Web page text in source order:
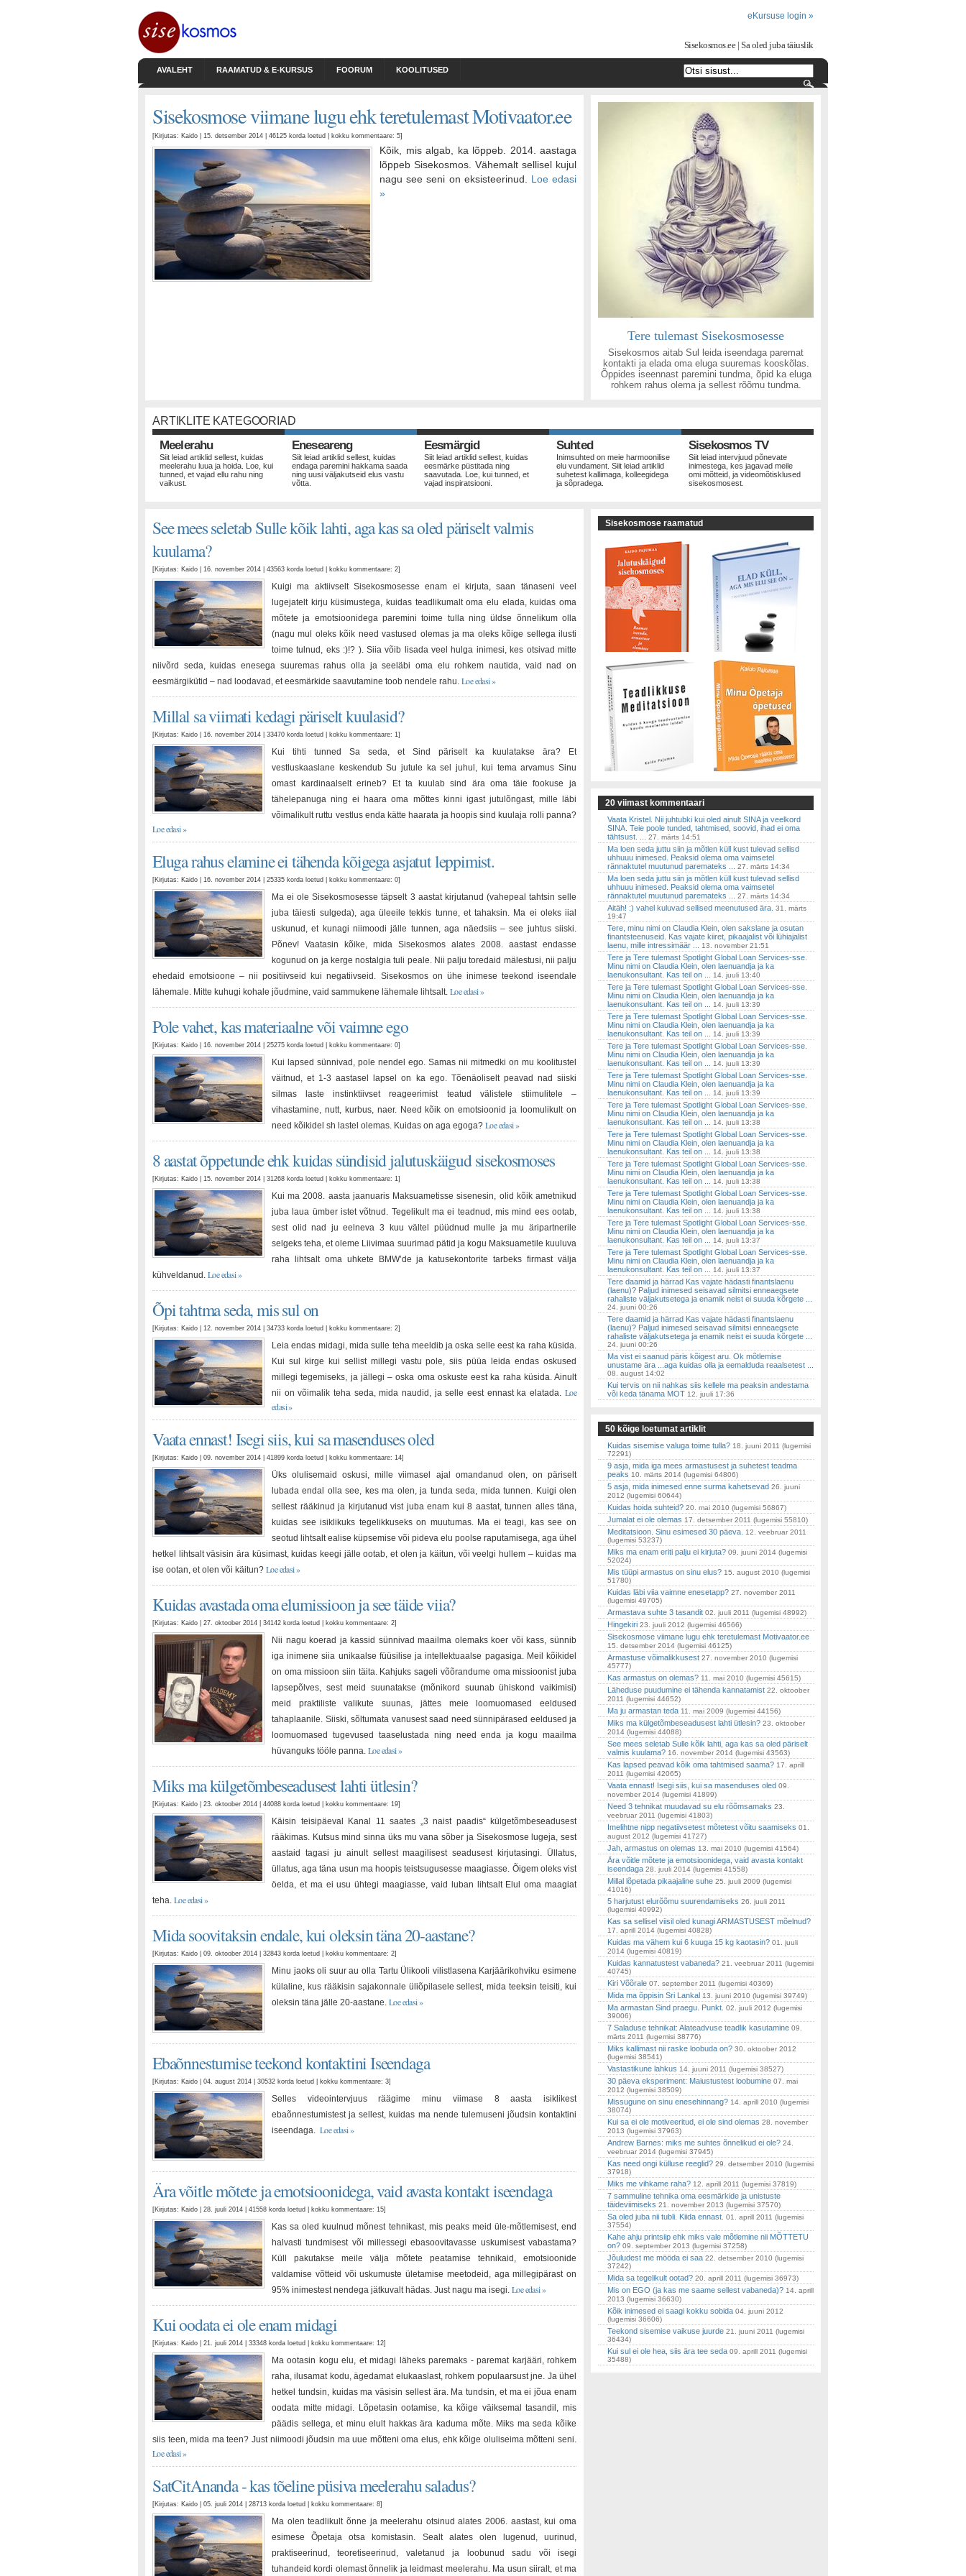
eKursuse login »
Sisekosmos.ee | Sa oled juba täiuslik
AVALEHT RAAMATUD & E-KURSUS FOORUM KOOLITUSED
Sisekosmose viimane lugu ehk teretulemast Motivaator.ee
[Kirjutas: Kaido | 15. detsember 2014 | 46125 korda loetud | kokku kommentaare: 5]
Kõik, mis algab, ka lõppeb. 2014. aastaga
lõppeb Sisekosmos. Vähemalt sellisel kujul
nagu see seni on eksisteerinud. Loe edasi
»
Tere tulemast Sisekosmosesse
Sisekosmos aitab Sul leida iseendaga paremat
kontakti ja elada oma eluga suuremas kooskõlas.
Õppides iseennast paremini tundma, õpid ka eluga
rohkem rahus olema ja sellest rõõmu tundma.
ARTIKLITE KATEGOORIAD
Meelerahu
Siit leiad artiklid sellest, kuidas
meelerahu luua ja hoida. Loe, kui
tunned, et vajad ellu rahu ning
vaikust.
Eneseareng
Siit leiad artiklid sellest, kuidas
endaga paremini hakkama saada
ning uusi väljakutseid elus vastu
võtta.
Eesmärgid
Siit leiad artiklid sellest, kuidas
eesmärke püstitada ning
saavutada. Loe, kui tunned, et
vajad inspiratsiooni.
Suhted
Inimsuhted on meie harmoonilise
elu vundament. Siit leiad artiklid
suhetest kallimaga, kolleegidega
ja sõpradega.
Sisekosmos TV
Siit leiad intervjuud põnevate
inimestega, kes jagavad meile
omi mõtteid, ja videomõtisklused
sisekosmosest.
See mees seletab Sulle kõik lahti, aga kas sa oled päriselt valmis
kuulama?
[Kirjutas: Kaido | 16. november 2014 | 43563 korda loetud | kokku kommentaare: 2]
Kuigi ma aktiivselt Sisekosmosesse enam ei kirjuta, saan tänaseni veel
lugejatelt kirju küsimustega, kuidas teadlikumalt oma elu elada, kuidas oma
mõtete ja emotsioonidega paremini toime tulla ning üldse õnnelikum olla
(nagu mul oleks kõik need vastused olemas ja ma oleks kõige sellega ilusti
toime tulnud, eks :)!? ). Siia võib lisada veel hulga inimesi, kes otsivad mitte
niivõrd seda, kuidas enesega suuremas rahus olla ja seeläbi oma elu rohkem nautida, vaid nad on
eesmärgikütid – nad loodavad, et eesmärkide saavutamine toob nendele rahu. Loe edasi »
Millal sa viimati kedagi päriselt kuulasid?
[Kirjutas: Kaido | 16. november 2014 | 33470 korda loetud | kokku kommentaare: 1]
Kui tihti tunned Sa seda, et Sind päriselt ka kuulatakse ära? Et
vestluskaaslane keskendub Su jutule ka sel juhul, kui tema arvamus Sinu
omast kardinaalselt erineb? Et ta kuulab sind ära oma täie fookuse ja
tähelepanuga ning ei haara oma mõttes kinni igast jutulõngast, mille läbi
võimalikult ruttu vestlus enda kätte haarata ja hoopis sind kuulaja rolli panna?
Loe edasi »
Eluga rahus elamine ei tähenda kõigega asjatut leppimist.
[Kirjutas: Kaido | 16. november 2014 | 25335 korda loetud | kokku kommentaare: 0]
Ma ei ole Sisekosmosesse täpselt 3 aastat kirjutanud (vahepeal tahtsin selle
juba täiesti sulgeda), aga üleeile tekkis tunne, et tahaksin. Ma ei oleks iial
uskunud, et kunagi niimoodi jälle tunnen, aga näedsiis – see juhtus siiski.
Põnev! Vaatasin kõike, mida Sisekosmos alates 2008. aastast endasse
kogunud on ja kerge nostalgia tuli peale. Nii palju toredaid mälestusi, nii palju
ehedaid emotsioone – nii positiivseid kui negatiivseid. Sisekosmos on ühe inimese teekond iseendale
lähemale. Mitte kuhugi kohale jõudmine, vaid sammukene lähemale lihtsalt. Loe edasi »
Pole vahet, kas materiaalne või vaimne ego
[Kirjutas: Kaido | 16. november 2014 | 25275 korda loetud | kokku kommentaare: 0]
Kui lapsed sünnivad, pole nendel ego. Samas nii mitmedki on mu koolitustel
väitnud, et 1-3 aastasel lapsel on ka ego. Tõenäoliselt peavad nad siiski
silmas laste instinktiivset reageerimist teatud välistele stiimulitele –
vihastamine, nutt, kurbus, naer. Need kõik on emotsioonid ja loomulikult on
need kõikidel sh lastel olemas. Kuidas on aga egoga? Loe edasi »
8 aastat õppetunde ehk kuidas sündisid jalutuskäigud sisekosmoses
[Kirjutas: Kaido | 15. november 2014 | 31268 korda loetud | kokku kommentaare: 1]
Kui ma 2008. aasta jaanuaris Maksuametisse sisenesin, olid kõik ametnikud
juba laua ümber istet võtnud. Tegelikult ma ei teadnud, mis mind ees ootab,
sest olid nad ju eelneva 3 kuu vältel püüdnud mulle ja mu äripartnerile
selgeks teha, et oleme Liivimaa suurimad pätid ja kogu Maksuametile kuuluva
raha lihtsalt oma uhkete BMW’de ja katusekontorite tarbeks firmast välja
kühveldanud. Loe edasi »
Õpi tahtma seda, mis sul on
[Kirjutas: Kaido | 12. november 2014 | 34733 korda loetud | kokku kommentaare: 2]
Leia endas midagi, mida sulle teha meeldib ja oska selle eest ka raha küsida.
Kui sul kirge kui sellist millegi vastu pole, siis püüa leida endas oskused
millegi tegemiseks, ja jällegi – oska oma oskuste eest ka raha küsida. Ainult
nii on võimalik teha seda, mida naudid, ja selle eest ennast ka elatada. Loe
edasi »
Vaata ennast! Isegi siis, kui sa masenduses oled
[Kirjutas: Kaido | 09. november 2014 | 41899 korda loetud | kokku kommentaare: 14]
Üks olulisemaid oskusi, mille viimasel ajal omandanud olen, on päriselt
lubada endal olla see, kes ma olen, ja tunda seda, mida tunnen. Kuigi olen
sellest rääkinud ja kirjutanud vist juba enam kui 8 aastat, tunnen alles täna,
kuidas see isiklikuks tegelikkuseks on muutumas. Ma ei teagi, kas see on
seotud lihtsalt ealise küpsemise või pideva elu poolse raputamisega, aga ühel
hetkel lihtsalt väsisin ära küsimast, kuidas keegi jälle ootab, et olen ja käitun, või veelgi hullem – kuidas ma
ise ootan, et olen või käitun? Loe edasi »
Kuidas avastada oma elumissioon ja see täide viia?
[Kirjutas: Kaido | 27. oktoober 2014 | 34142 korda loetud | kokku kommentaare: 2]
Nii nagu koerad ja kassid sünnivad maailma olemaks koer või kass, sünnib
iga inimene siia unikaalse füüsilise ja intellektuaalse pagasiga. Meil kõikidel
on oma missioon siin täita. Kahjuks sageli võõrandume oma missioonist juba
lapsepõlves, sest meid suunatakse (mõnikord suunab ühiskond vaikimisi)
meid praktiliste valikute suunas, jättes meie loomuomased eeldused
tahaplaanile. Siiski, sõltumata vanusest saad need sünnipärased eeldused ja
loomuomased tugevused taaselustada ning need enda ja kogu maailma
hüvanguks tööle panna. Loe edasi »
Miks ma külgetõmbeseadusest lahti ütlesin?
[Kirjutas: Kaido | 23. oktoober 2014 | 44088 korda loetud | kokku kommentaare: 19]
Käisin teisipäeval Kanal 11 saates „3 naist paadis“ külgetõmbeseadusest
rääkimas. Kutsus mind sinna üks mu vana sõber ja Sisekosmose lugeja, sest
aastaid tagasi ju ainult sellest maagilisest seadusest kirjutasingi. Üllatus,
üllatus, aga täna usun ma hoopis teistsugusesse maagiasse. Õigem oleks vist
öelda, et ma ei usu ühtegi maagiasse, vaid luban lihtsalt Elul oma maagiat
teha. Loe edasi »
Mida soovitaksin endale, kui oleksin täna 20-aastane?
[Kirjutas: Kaido | 09. oktoober 2014 | 32843 korda loetud | kokku kommentaare: 2]
Minu jaoks oli suur au olla Tartu Ülikooli vilistlasena Karjäärikohviku esimene
külaline, kus rääkisin sajakonnale üliõpilasele sellest, mida teeksin teisiti, kui
oleksin täna jälle 20-aastane. Loe edasi »
Ebaõnnestumise teekond kontaktini Iseendaga
[Kirjutas: Kaido | 04. august 2014 | 30532 korda loetud | kokku kommentaare: 3]
Selles videointervjuus räägime minu viimase 8 aasta isiklikest
ebaõnnestumistest ja sellest, kuidas ma nende tulemuseni jõudsin kontaktini
iseendaga. Loe edasi »
Ära võitle mõtete ja emotsioonidega, vaid avasta kontakt iseendaga
[Kirjutas: Kaido | 28. juuli 2014 | 41558 korda loetud | kokku kommentaare: 15]
Kas sa oled kuulnud mõnest tehnikast, mis peaks meid üle-mõtlemisest, end
halvasti tundmisest või millessegi ebasoovitavasse uskumisest vabastama?
Küll pakutakse meile välja mõtete peatamise tehnikaid, emotsioonide
valdamise võtteid või uskumuste ületamise meetodeid, aga millegipärast on
95% inimestest nendega jätkuvalt hädas. Just nagu ma isegi. Loe edasi »
Kui oodata ei ole enam midagi
[Kirjutas: Kaido | 21. juuli 2014 | 33348 korda loetud | kokku kommentaare: 12]
Ma ootasin kogu elu, et midagi läheks paremaks - paremat karjääri, rohkem
raha, ilusamat kodu, ägedamat elukaaslast, rohkem populaarsust jne. Ja ühel
hetkel tundsin, kuidas ma väsisin sellest ära. Ma tundsin, et ma ei jõua enam
oodata mitte midagi. Lõpetasin ootamise, ka kõige väiksemal tasandil, mis
päädis sellega, et minu elult hakkas ära kaduma mõte. Miks ma seda kõike
siis teen, mida ma teen? Just niimoodi jõudsin ma uue mõtteni oma elus, ehk kõige oluliseima mõtteni seni.
Loe edasi »
SatCitAnanda - kas tõeline püsiva meelerahu saladus?
[Kirjutas: Kaido | 05. juuli 2014 | 28713 korda loetud | kokku kommentaare: 8]
Ma olen teadlikult õnne ja meelerahu otsinud alates 2006. aastast, kui oma
esimese Õpetaja otsa komistasin. Sealt alates olen lugenud, uurinud,
praktiseerinud, teoretiseerinud, valetanud ja loobunud sadu või isegi
tuhandeid kordi olemast õnnelik ja leidmast meelerahu. Ma usun siiralt, et ma
Sisekosmose raamatud
20 viimast kommentaari
Vaata Kristel. Nii juhtubki kui oled ainult SINA ja veelkord
SINA. Teie poole tunded, tahtmised, soovid, ihad ei oma
tähtsust. ...
27. märts 14:51
Ma loen seda juttu siin ja mõtlen küll kust tulevad sellisd
uhhuuu inimesed. Peaksid olema oma vaimsetel
rännaktutel muutunud paremateks ...
27. märts 14:34
Ma loen seda juttu siin ja mõtlen küll kust tulevad sellisd
uhhuuu inimesed. Peaksid olema oma vaimsetel
rännaktutel muutunud paremateks ...
27. märts 14:34
Aitäh! :) vahel kuluvad sellised meenutused ära. 31. märts
19:47
Tere, minu nimi on Claudia Klein, olen sakslane ja osutan
finantsteenuseid. Kas vajate kiiret, pikaajalist või lühiajalist
laenu, mille intressimäär ...
13. november 21:51
Tere ja Tere tulemast Spotlight Global Loan Services-sse.
Minu nimi on Claudia Klein, olen laenuandja ja ka
laenukonsultant. Kas teil on ...
14. juuli 13:40
Tere ja Tere tulemast Spotlight Global Loan Services-sse.
Minu nimi on Claudia Klein, olen laenuandja ja ka
laenukonsultant. Kas teil on ...
14. juuli 13:39
Tere ja Tere tulemast Spotlight Global Loan Services-sse.
Minu nimi on Claudia Klein, olen laenuandja ja ka
laenukonsultant. Kas teil on ...
14. juuli 13:39
Tere ja Tere tulemast Spotlight Global Loan Services-sse.
Minu nimi on Claudia Klein, olen laenuandja ja ka
laenukonsultant. Kas teil on ...
14. juuli 13:39
Tere ja Tere tulemast Spotlight Global Loan Services-sse.
Minu nimi on Claudia Klein, olen laenuandja ja ka
laenukonsultant. Kas teil on ...
14. juuli 13:39
Tere ja Tere tulemast Spotlight Global Loan Services-sse.
Minu nimi on Claudia Klein, olen laenuandja ja ka
laenukonsultant. Kas teil on ...
14. juuli 13:38
Tere ja Tere tulemast Spotlight Global Loan Services-sse.
Minu nimi on Claudia Klein, olen laenuandja ja ka
laenukonsultant. Kas teil on ...
14. juuli 13:38
Tere ja Tere tulemast Spotlight Global Loan Services-sse.
Minu nimi on Claudia Klein, olen laenuandja ja ka
laenukonsultant. Kas teil on ...
14. juuli 13:38
Tere ja Tere tulemast Spotlight Global Loan Services-sse.
Minu nimi on Claudia Klein, olen laenuandja ja ka
laenukonsultant. Kas teil on ...
14. juuli 13:38
Tere ja Tere tulemast Spotlight Global Loan Services-sse.
Minu nimi on Claudia Klein, olen laenuandja ja ka
laenukonsultant. Kas teil on ...
14. juuli 13:37
Tere ja Tere tulemast Spotlight Global Loan Services-sse.
Minu nimi on Claudia Klein, olen laenuandja ja ka
laenukonsultant. Kas teil on ...
14. juuli 13:37
Tere daamid ja härrad Kas vajate hädasti finantslaenu
(laenu)? Paljud inimesed seisavad silmitsi enneaegsete
rahaliste väljakutsetega ja enamik neist ei suuda kõrgete ...
24. juuni 00:26
Tere daamid ja härrad Kas vajate hädasti finantslaenu
(laenu)? Paljud inimesed seisavad silmitsi enneaegsete
rahaliste väljakutsetega ja enamik neist ei suuda kõrgete ...
24. juuni 00:26
Ma vist ei saanud päris kõigest aru. Ok mõtlemise
unustame ära ...aga kuidas olla ja eemalduda reaalsetest ...
08. august 14:02
Kui tervis on nii nahkas siis kellele ma peaksin andestama
või keda tänama MOT 12. juuli 17:36
50 kõige loetumat artiklit
Kuidas sisemise valuga toime tulla? 18. juuni 2011 (lugemisi
72291)
9 asja, mida iga mees armastusest ja suhetest teadma
peaks 10. märts 2014 (lugemisi 64806)
5 asja, mida inimesed enne surma kahetsevad 26. juuni
2012 (lugemisi 60644)
Kuidas hoida suhteid? 20. mai 2010 (lugemisi 56867)
Jumalat ei ole olemas 17. detsember 2011 (lugemisi 55810)
Meditatsioon. Sinu esimesed 30 päeva.
12. veebruar 2011
(lugemisi 53237)
Miks ma enam eriti palju ei kirjuta? 09. juuni 2014 (lugemisi
52024)
Mis tüüpi armastus on sinu elus? 15. august 2010 (lugemisi
51780)
Kuidas läbi viia vaimne enesetapp? 27. november 2011
(lugemisi 49705)
Armastava suhte 3 tasandit 02. juuli 2011 (lugemisi 48992)
Hingekiri 23. juuli 2012 (lugemisi 46566)
Sisekosmose viimane lugu ehk teretulemast Motivaator.ee
15. detsember 2014 (lugemisi 46125)
Armastuse võimalikkusest 27. november 2010 (lugemisi
45777)
Kas armastus on olemas? 11. mai 2010 (lugemisi 45615)
Läheduse puudumine ei tähenda kannatamist 22. oktoober
2011 (lugemisi 44652)
Ma ju armastan teda 11. mai 2009 (lugemisi 44156)
Miks ma külgetõmbeseadusest lahti ütlesin? 23. oktoober
2014 (lugemisi 44088)
See mees seletab Sulle kõik lahti, aga kas sa oled päriselt
valmis kuulama? 16. november 2014 (lugemisi 43563)
Kas lapsed peavad kõik oma tahtmised saama? 17. aprill
2011 (lugemisi 42065)
Vaata ennast! Isegi siis, kui sa masenduses oled 09.
november 2014 (lugemisi 41899)
Need 3 tehnikat muudavad su elu rõõmsamaks 23.
veebruar 2011 (lugemisi 41803)
Imelihtne nipp negatiivsetest mõtetest võitu saamiseks 01.
august 2012 (lugemisi 41727)
Jah, armastus on olemas 13. mai 2010 (lugemisi 41564)
Ära võitle mõtete ja emotsioonidega, vaid avasta kontakt
iseendaga 28. juuli 2014 (lugemisi 41558)
Millal lõpetada pikaajaline suhe 25. juuli 2009 (lugemisi
41016)
5 harjutust elurõõmu suurendamiseks 26. juuli 2011
(lugemisi 40992)
Kas sa sellisel viisil oled kunagi ARMASTUSEST mõelnud?
17. aprill 2014 (lugemisi 40828)
Kuidas ma vähem kui 6 kuuga 15 kg kaotasin? 01. juuli
2014 (lugemisi 40819)
Kuidas kannatustest vabaneda? 21. veebruar 2011 (lugemisi
40745)
Kiri Võõrale 07. september 2011 (lugemisi 40369)
Mida ma õppisin Sri Lankal 13. juuni 2010 (lugemisi 39749)
Ma armastan Sind praegu. Punkt. 02. juuli 2012 (lugemisi
39006)
7 Saladuse tehnikat: Alateadvuse teadlik kasutamine 09.
märts 2011 (lugemisi 38776)
Miks kallimast nii raske loobuda on? 30. oktoober 2012
(lugemisi 38541)
Vastastikune lahkus 14. juuni 2011 (lugemisi 38527)
30 päeva eksperiment: Maiustustest loobumine 07. mai
2012 (lugemisi 38509)
Missugune on sinu enesehinnang? 14. aprill 2010 (lugemisi
38074)
Kui sa ei ole motiveeritud, ei ole sind olemas 28. november
2013 (lugemisi 37963)
Andrew Barnes: miks me suhtes õnnelikud ei ole? 24.
veebruar 2014 (lugemisi 37945)
Kas need ongi külluse reeglid? 29. detsember 2010 (lugemisi
37918)
Miks me vihkame raha? 12. aprill 2011 (lugemisi 37819)
7 sammuline tehnika oma eesmärkide ja unistuste
täideviimiseks 21. november 2013 (lugemisi 37570)
Sa oled juba nii tubli. Kiida ennast. 01. aprill 2011 (lugemisi
37554)
Kahe ahju printsiip ehk miks vale mõtlemine nii MÕTTETU
on? 09. september 2013 (lugemisi 37258)
Jõuludest me mööda ei saa 22. detsember 2010 (lugemisi
37242)
Mida sa tegelikult ootad? 20. aprill 2011 (lugemisi 36973)
Mis on EGO (ja kas me saame sellest vabaneda)? 14. aprill
2013 (lugemisi 36630)
Kõik inimesed ei saagi kokku sobida 04. juuni 2012
(lugemisi 36606)
Teekond sisemise vaikuse juurde 21. juuni 2011 (lugemisi
36434)
Kui sul ei ole hea, siis ära tee seda 09. aprill 2011 (lugemisi
35488)